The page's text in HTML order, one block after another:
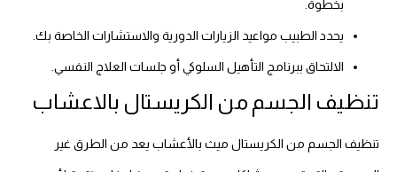
بخطوة.
يحدد الطبيب مواعيد الزيارات الدورية والاستشارات الخاصة بك.
الالتحاق ببرنامج التأهيل السلوكي أو جلسات العلاج النفسي.
تنظيف الجسم من الكريستال بالاعشاب
تنظيف الجسم من الكريستال ميث بالأعشاب يعد من الطرق غير